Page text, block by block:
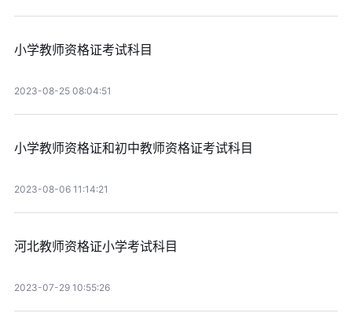
小学教师资格证考试科目
2023-08-25 08:04:51
小学教师资格证和初中教师资格证考试科目
2023-08-06 11:14:21
河北教师资格证小学考试科目
2023-07-29 10:55:26